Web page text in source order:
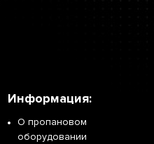
Информация:
О пропановом
оборудовании